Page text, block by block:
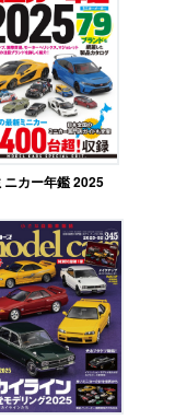
ニカー年鑑 2025